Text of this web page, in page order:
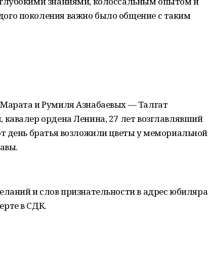
поколения важно было общение с таким
и Румиля Азнабаевых — Талгат
ордена Ленина, 27 лет возглавлявший
день братья возложили цветы у мемориальной
и слов признательности в адрес юбиляра
в СДК.